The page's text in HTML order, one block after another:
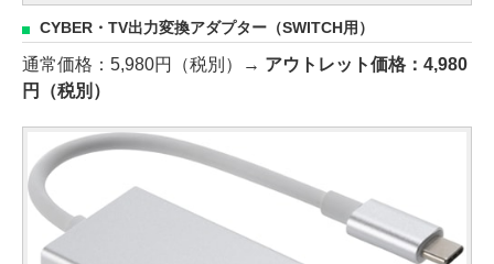
CYBER・TV出力変換アダプター（SWITCH用）
通常価格：5,980円（税別）→ アウトレット価格：4,980
円（税別）